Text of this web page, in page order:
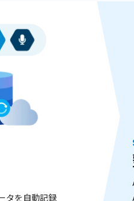
タを自動記録